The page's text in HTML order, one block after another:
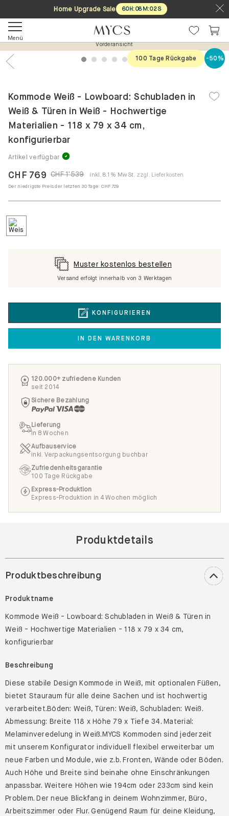
Home Upgrade Sale 60H:08M:02S
Menü
Vorderansicht
1 2 3 4 5 6 7
100 Tage Rückgabe -50%
Kommode Weiß - Lowboard: Schubladen in
Weiß & Türen in Weiß - Hochwertige
Materialien - 118 x 79 x 34 cm,
konfigurierbar
Artikel verfügbar
CHF 1'539
CHF 769 inkl. 8.1% MwSt. zzgl. Lieferkosten
Der niedrigste Preis der letzten 30 Tage: CHF 729
KONFIGURIEREN
IN DEN WARENKORB
Muster kostenlos bestellen
Versand erfolgt innerhalb von 3 Werktagen
120.000+ zufriedene Kunden
seit 2014
Sichere Bezahlung
Lieferung
in 8 Wochen
Aufbauservice
inkl. Verpackungsentsorgung buchbar
Zufriedenheitsgarantie
100 Tage Rückgabe
Express-Produktion
Express-Produktion in 4 Wochen möglich
Produktdetails
Produktbeschreibung
Produktname
Kommode Weiß - Lowboard: Schubladen in Weiß & Türen in
Weiß - Hochwertige Materialien - 118 x 79 x 34 cm,
konfigurierbar
Beschreibung
Diese stabile Design Kommode in Weiß, mit optionalen Füßen,
bietet Stauraum für alle deine Sachen und ist hochwertig
verarbeitet.Böden: Weiß, Türen: Weiß, Schubladen: Weiß.
Abmessung: Breite 118 x Höhe 79 x Tiefe 34. Material:
Melaminveredelung in Weiß.MYCS Kommoden sind jederzeit
mit unserem Konfigurator individuell flexibel erweiterbar um
neue Farben und Module, wie z.b. Fronten, Wände oder Böden.
Auch Höhe und Breite sind beinahe ohne Einschränkungen
anpassbar. Weitere Höhen wie 194cm oder 233cm sind kein
Problem. Der neue Blickfang in deinem Wohnzimmer, Büro,
Arbeitszimmer oder Flur. Genügend Raum für deine Kleidung,